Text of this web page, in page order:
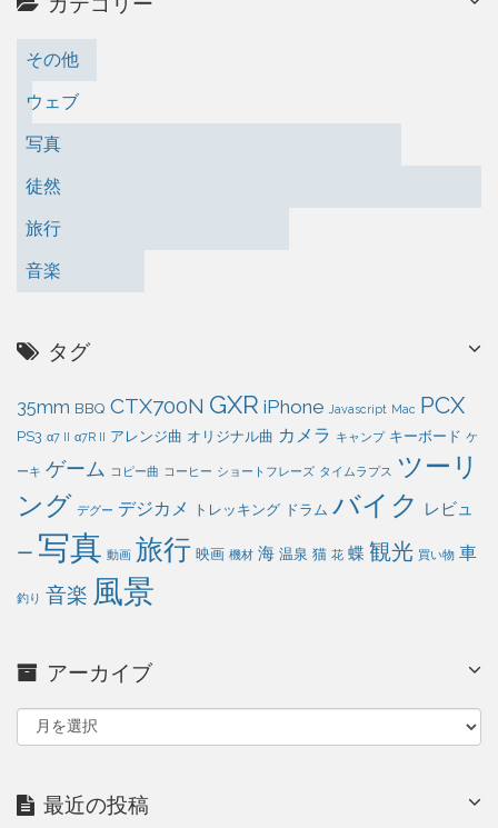
その他
ウェブ
写真
徒然
旅行
音楽
タグ
35mm BBQ CTX700N GXR iPhone Javascript Mac PCX
PS3 α7 II α7R II アレンジ曲 オリジナル曲 カメラ キャンプ キーボード ケ
ーキ ゲーム コピー曲 コーヒー ショートフレーズ タイムラプス ツーリ
ング デグー デジカメ トレッキング ドラム バイク レビュ
ー 写真 動画 旅行 映画 機材 海 温泉 猫 花 蝶 観光 買い物 車
釣り 音楽 風景
アーカイブ
ア
ー
イ
ブ 最近の投稿